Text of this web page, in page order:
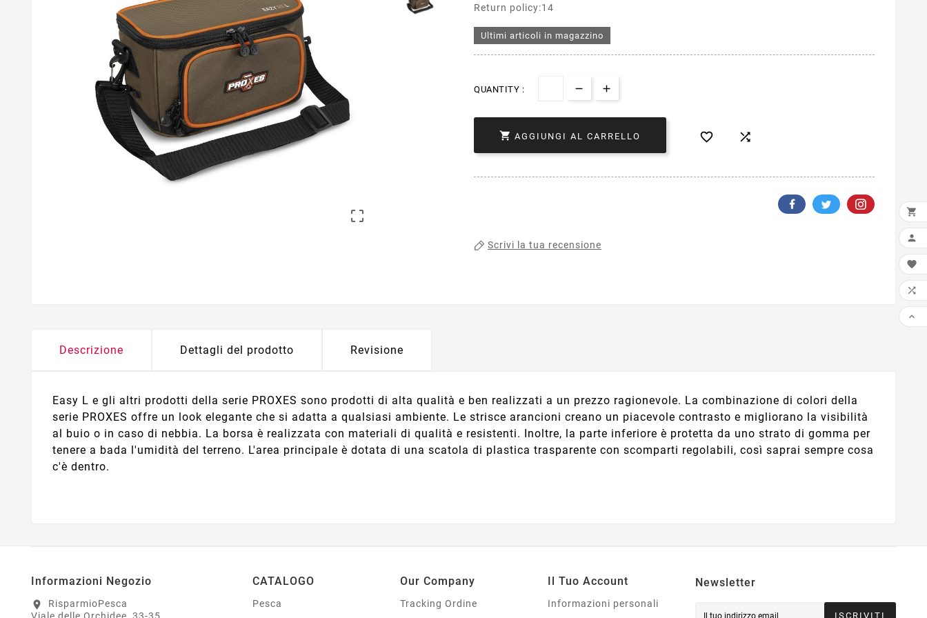

Return policy:14
Ultimi articoli in magazzino
QUANTITY :
 AGGIUNGI AL CARRELLO  
Scrivi la tua recensione
Descrizione Dettagli del prodotto Revisione
Easy L e gli altri prodotti della serie PROXES sono prodotti di alta qualità e ben realizzati a un prezzo ragionevole. La combinazione di colori della
serie PROXES offre un look elegante che si adatta a qualsiasi ambiente. Le strisce arancioni creano un piacevole contrasto e migliorano la visibilità
al buio o in caso di nebbia. La borsa è realizzata con materiali di qualità e resistenti. Inoltre, la parte inferiore è protetta da uno strato di gomma per
tenere a bada l'umidità del terreno. L'area principale è dotata di una scatola di plastica trasparente con scomparti regolabili, così saprai sempre cosa
c'è dentro.
Informazioni Negozio
location_on
RisparmioPesca
Viale delle Orchidee, 33-35
CATALOGO
Pesca
Our Company
Tracking Ordine
Il Tuo Account
Informazioni personali
Newsletter
ISCRIVITI




